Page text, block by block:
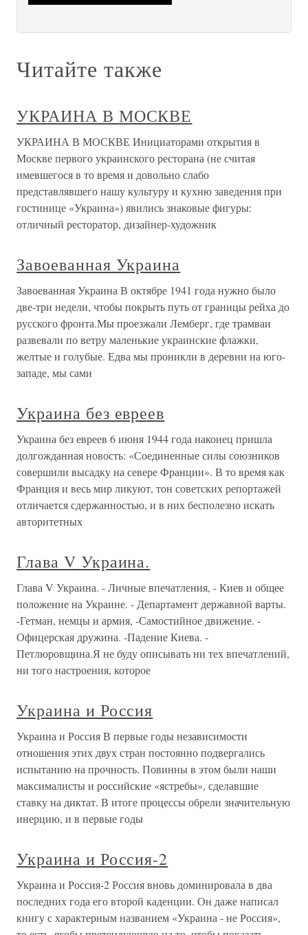
Читайте также
УКРАИНА В МОСКВЕ
УКРАИНА В МОСКВЕ Инициаторами открытия в
Москве первого украинского ресторана (не считая
имевшегося в то время и довольно слабо
представлявшего нашу культуру и кухню заведения при
гостинице «Украина») явились знаковые фигуры:
отличный ресторатор, дизайнер-художник
Завоеванная Украина
Завоеванная Украина В октябре 1941 года нужно было
две-три недели, чтобы покрыть путь от границы рейха до
русского фронта.Мы проезжали Лемберг, где трамваи
развевали по ветру маленькие украинские флажки,
желтые и голубые. Едва мы проникли в деревни на юго-
западе, мы сами
Украина без евреев
Украина без евреев 6 июня 1944 года наконец пришла
долгожданная новость: «Соединенные силы союзников
совершили высадку на севере Франции». В то время как
Франция и весь мир ликуют, тон советских репортажей
отличается сдержанностью, и в них бесполезно искать
авторитетных
Глава V Украина.
Глава V Украина. - Личные впечатления, - Киев и общее
положение на Украине. - Департамент державной варты.
-Гетман, немцы и армия, -Самостийное движение. -
Офицерская дружина. -Падение Киева. -
Петлюровщина.Я не буду описывать ни тех впечатлений,
ни того настроения, которое
Украина и Россия
Украина и Россия В первые годы независимости
отношения этих двух стран постоянно подвергались
испытанию на прочность. Повинны в этом были наши
максималисты и российские «ястребы», сделавшие
ставку на диктат. В итоге процессы обрели значительную
инерцию, и в первые годы
Украина и Россия-2
Украина и Россия-2 Россия вновь доминировала в два
последних года его второй каденции. Он даже написал
книгу с характерным названием «Украина - не Россия»,